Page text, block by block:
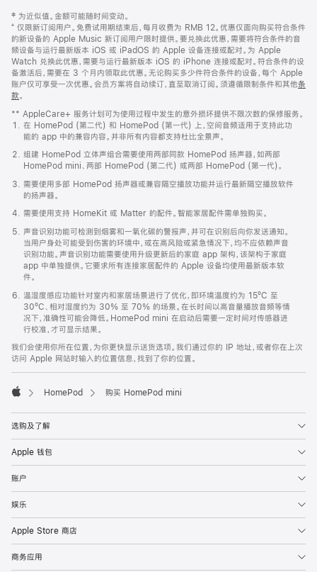
页
页
脚
注
‡ 为近似值。金额可能随时间变动。
⁺ 仅限新订阅用户。免费试用期结束后，每月收费为 RMB 12。优惠仅面向购买符合条件
的新设备的 Apple Music 新订阅用户限时提供。要兑换此优惠，需要将符合条件的音
频设备与运行最新版本 iOS 或 iPadOS 的 Apple 设备连接或配对。为 Apple
Watch 兑换此优惠，需要与运行最新版本 iOS 的 iPhone 连接或配对。符合条件的设
备激活后，需要在 3 个月内领取此优惠。无论购买多少件符合条件的设备，每个 Apple
账户仅可享受一次优惠。会员方案将自动续订，直至取消订阅。须遵循限制条件和其他条
款。
窗
口
中
打
开)
** AppleCare+ 服务计划可为使用过程中发生的意外损坏提供不限次数的保修服务。
在 HomePod (第二代) 和 HomePod (第一代) 上，空间音频适用于支持此功
能的 app 中的兼容内容。并非所有内容都支持杜比全景声。
组建 HomePod 立体声组合需要使用两部同款 HomePod 扬声器，如两部
HomePod mini、两部 HomePod (第二代) 或两部 HomePod (第一代)。
需要使用多部 HomePod 扬声器或兼容隔空播放功能并运行最新隔空播放软件
的扬声器。
需要使用支持 HomeKit 或 Matter 的配件。智能家居配件需单独购买。
声音识别功能可检测到烟雾和一氧化碳的警报声，并可在识别后向你发送通知。
当用户身处可能受到伤害的环境中，或在高风险或紧急情况下，均不应依赖声音
识别功能。声音识别功能需要使用升级更新后的家庭 app 架构，该架构于家庭
app 中单独提供。它要求所有连接家居配件的 Apple 设备均使用最新版本软
件。
温湿度感应功能针对室内和家居场景进行了优化，即环境温度约为 15ºC 至
30ºC、相对湿度约为 30% 至 70% 的场景。在长时间以高音量播放音频等情
况下，准确性可能会降低。HomePod mini 在启动后需要一定时间对传感器进
行校准，才可显示结果。
我们会使用你所在位置，为你更快显示送货选项。我们通过你的 IP 地址，或者你在上次
访问 Apple 网站时输入的位置信息，找到了你的位置。
HomePod 购买 HomePod mini
选购及了解
Apple 钱包
账户
娱乐
Apple Store 商店
商务应用